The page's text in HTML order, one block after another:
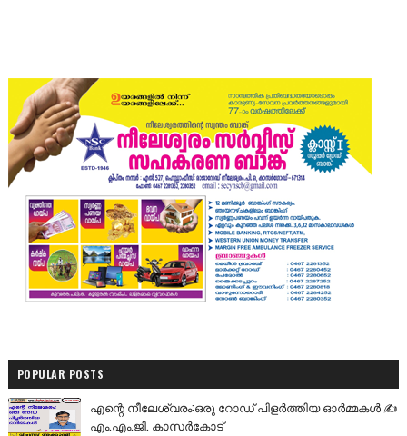
POPULAR POSTS
എന്റെ നീലേശ്വരം:ഒരു റോഡ് പിളർത്തിയ ഓർമ്മകൾ ✍️
എം.എം.ജി. കാസർകോട്